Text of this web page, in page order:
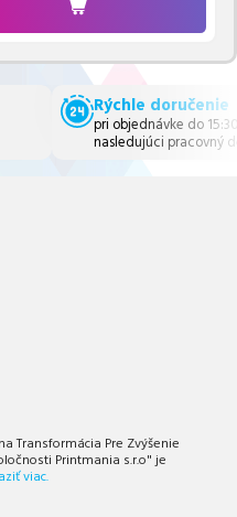
Rýchle doručenie
pri objednávke do
nasledujúci pracovný
Transformácia Pre Zvýšenie
Printmania s.r.o" je
viac.